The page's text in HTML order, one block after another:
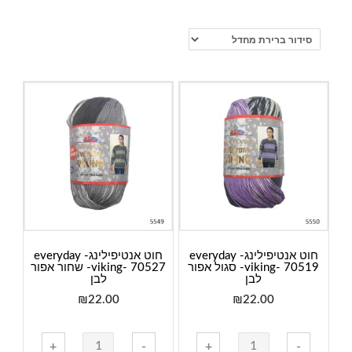
חוט אנטיפילינג- everyday
viking- 70519- סגול אפור
לבן
₪22.00
- כמות +
חוט אנטיפילינג- everyday
viking- 70527- שחור אפור
לבן
₪22.00
- כמות +